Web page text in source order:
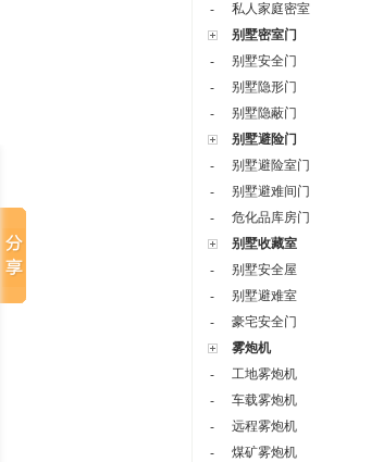
-
私人家庭密室
别墅密室门
-
别墅安全门
-
别墅隐形门
-
别墅隐蔽门
别墅避险门
-
别墅避险室门
-
别墅避难间门
-
危化品库房门
别墅收藏室
-
别墅安全屋
-
别墅避难室
-
豪宅安全门
雾炮机
-
工地雾炮机
-
车载雾炮机
-
远程雾炮机
-
煤矿雾炮机